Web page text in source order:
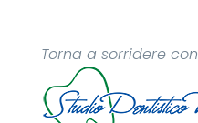
Torna a sorridere con